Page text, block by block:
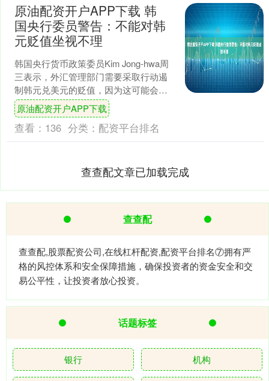
原油配资开户APP下载 韩
国央行委员警告：不能对韩
元贬值坐视不理
韩国央行货币政策委员Kim Jong-hwa周
三表示，外汇管理部门需要采取行动遏
制韩元兑美元的贬值，因为这可能会重
新引发通胀压力并削弱零售购买力。 Kim
表示：....
原油配资开户APP下载
查看： 136 分类： 配资平台排名
查查配文章已加载完成
查查配
查查配,股票配资公司,在线杠杆配资,配资平台排名⑦拥有严
格的风控体系和安全保障措施，确保投资者的资金安全和交
易公平性，让投资者放心投资。
话题标签
银行 机构